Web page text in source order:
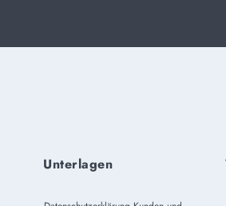
Unterlagen